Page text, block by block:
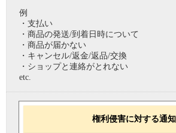
例
・支払い
・商品の発送/到着日時について
・商品が届かない
・キャンセル/返金/返品/交換
・ショップと連絡がとれない
etc.
権利侵害に対する通知